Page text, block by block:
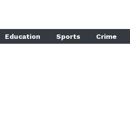
Education Sports Crime